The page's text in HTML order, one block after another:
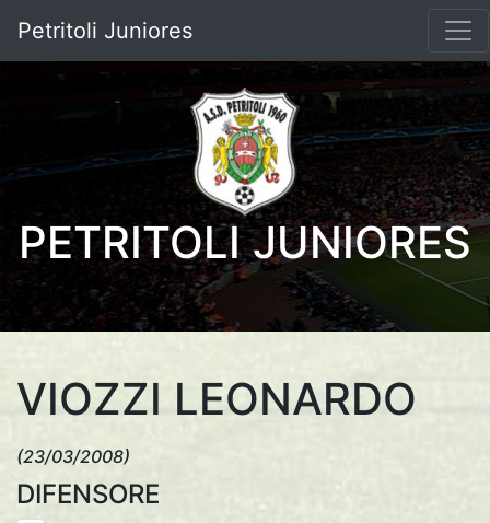
Petritoli Juniores
PETRITOLI JUNIORES
VIOZZI LEONARDO
(23/03/2008)
DIFENSORE